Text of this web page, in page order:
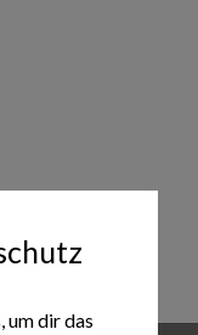
um dir das